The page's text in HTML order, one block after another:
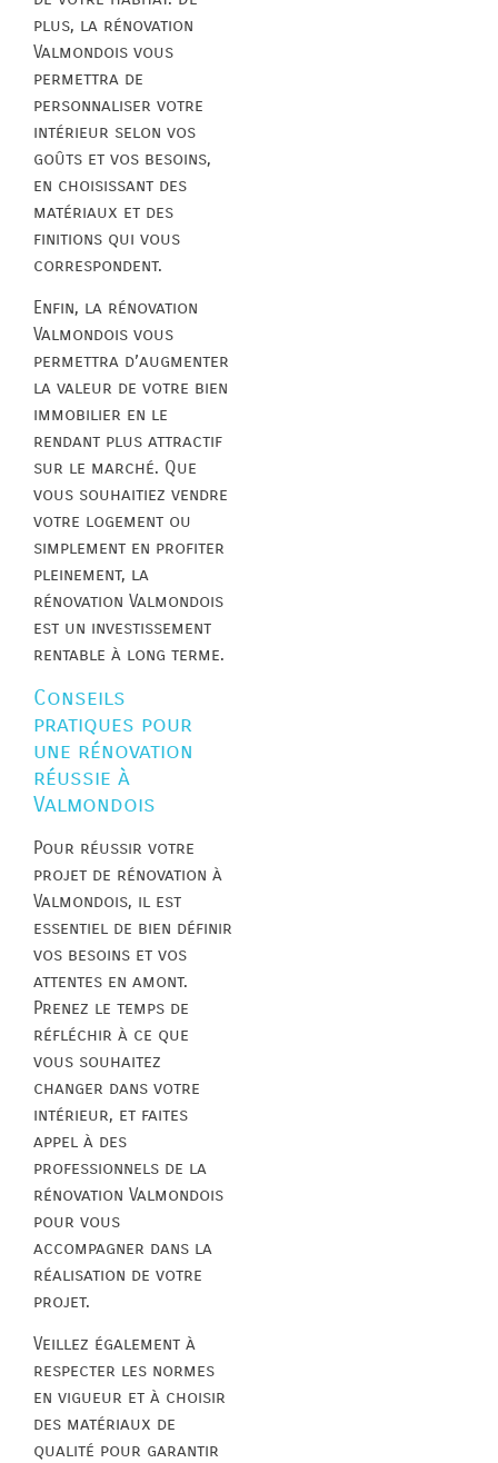
plus, la rénovation
Valmondois vous
permettra de
personnaliser votre
intérieur selon vos
goûts et vos besoins,
en choisissant des
matériaux et des
finitions qui vous
correspondent.
Enfin, la rénovation
Valmondois vous
permettra d’augmenter
la valeur de votre bien
immobilier en le
rendant plus attractif
sur le marché. Que
vous souhaitiez vendre
votre logement ou
simplement en profiter
pleinement, la
rénovation Valmondois
est un investissement
rentable à long terme.
Conseils
pratiques pour
une rénovation
réussie à
Valmondois
Pour réussir votre
projet de rénovation à
Valmondois, il est
essentiel de bien définir
vos besoins et vos
attentes en amont.
Prenez le temps de
réfléchir à ce que
vous souhaitez
changer dans votre
intérieur, et faites
appel à des
professionnels de la
rénovation Valmondois
pour vous
accompagner dans la
réalisation de votre
projet.
Veillez également à
respecter les normes
en vigueur et à choisir
des matériaux de
qualité pour garantir